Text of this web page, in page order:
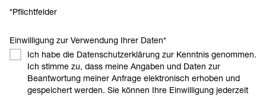
*Pflichtfelder
Einwilligung zur Verwendung Ihrer Daten*
Ich habe die Datenschutzerklärung zur Kenntnis genommen.
Ich stimme zu, dass meine Angaben und Daten zur
Beantwortung meiner Anfrage elektronisch erhoben und
gespeichert werden. Sie können Ihre Einwilligung jederzeit